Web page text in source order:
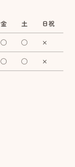
金 土 日祝
◯ ◯ ×
◯ ◯ ×